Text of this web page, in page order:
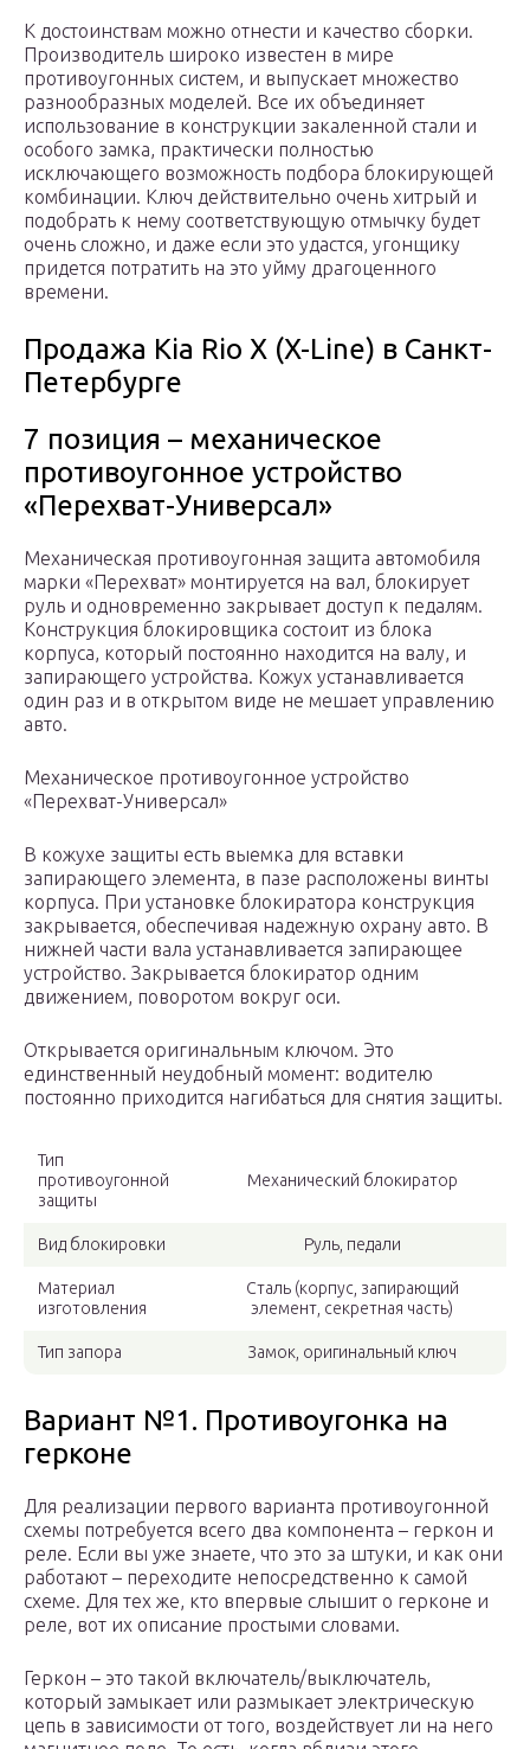
К достоинствам можно отнести и качество сборки.
Производитель широко известен в мире
противоугонных систем, и выпускает множество
разнообразных моделей. Все их объединяет
использование в конструкции закаленной стали и
особого замка, практически полностью
исключающего возможность подбора блокирующей
комбинации. Ключ действительно очень хитрый и
подобрать к нему соответствующую отмычку будет
очень сложно, и даже если это удастся, угонщику
придется потратить на это уйму драгоценного
времени.
Продажа Kia Rio X (X-Line) в Санкт-
Петербурге
7 позиция – механическое
противоугонное устройство
«Перехват-Универсал»
Механическая противоугонная защита автомобиля
марки «Перехват» монтируется на вал, блокирует
руль и одновременно закрывает доступ к педалям.
Конструкция блокировщика состоит из блока
корпуса, который постоянно находится на валу, и
запирающего устройства. Кожух устанавливается
один раз и в открытом виде не мешает управлению
авто.
Механическое противоугонное устройство
«Перехват-Универсал»
В кожухе защиты есть выемка для вставки
запирающего элемента, в пазе расположены винты
корпуса. При установке блокиратора конструкция
закрывается, обеспечивая надежную охрану авто. В
нижней части вала устанавливается запирающее
устройство. Закрывается блокиратор одним
движением, поворотом вокруг оси.
Открывается оригинальным ключом. Это
единственный неудобный момент: водителю
постоянно приходится нагибаться для снятия защиты.
Тип
противоугонной
защиты
Механический блокиратор
Вид блокировки Руль, педали
Материал
изготовления
Сталь (корпус, запирающий
элемент, секретная часть)
Тип запора Замок, оригинальный ключ
Вариант №1. Противоугонка на
герконе
Для реализации первого варианта противоугонной
схемы потребуется всего два компонента – геркон и
реле. Если вы уже знаете, что это за штуки, и как они
работают – переходите непосредственно к самой
схеме. Для тех же, кто впервые слышит о герконе и
реле, вот их описание простыми словами.
Геркон – это такой включатель/выключатель,
который замыкает или размыкает электрическую
цепь в зависимости от того, воздействует ли на него